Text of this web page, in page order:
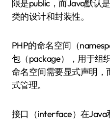
限是public，而Java默认
类的设计和封装性。
PHP的命名空间（
包（package），用于组
命名空间需要显式声明，
式管理。
接口（interface）在Java